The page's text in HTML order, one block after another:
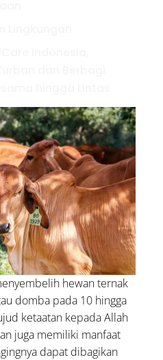
Husna Lengkap
Malam Jumat:
dan Artinya
Infak dalam
Sehari-hari, Yuk
hewan ternak
domba pada 10 hingga
ketaatan kepada Allah
juga memiliki manfaat
dapat dibagikan